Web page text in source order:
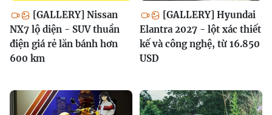
[GALLERY] Nissan
NX7 lộ diện - SUV thuần
điện giá rẻ lăn bánh hơn
600 km
[GALLERY] Hyundai
Elantra 2027 - lột xác thiết
kế và công nghệ, từ 16.850
USD